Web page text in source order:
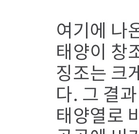
여기에 나
태양이 창
징조는 크
다. 그 결
태양열로